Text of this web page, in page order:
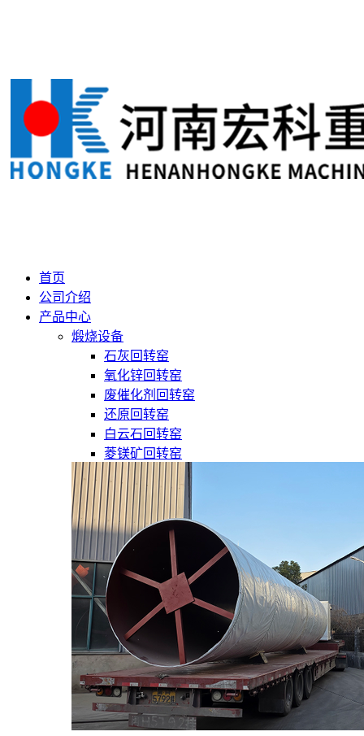
首页
公司介绍
产品中心
煅烧设备
石灰回转窑
氧化锌回转窑
废催化剂回转窑
还原回转窑
白云石回转窑
菱镁矿回转窑